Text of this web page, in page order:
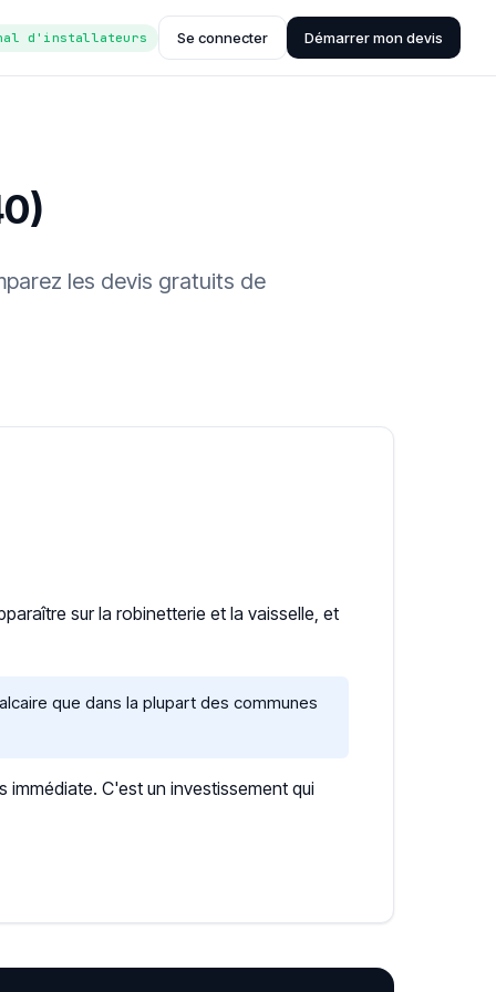
d'installateurs Se connecter Démarrer mon devis
les devis gratuits de
sur la robinetterie et la vaisselle, et
que dans la plupart des communes
C'est un investissement qui